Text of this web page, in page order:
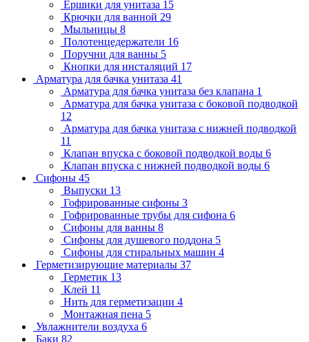
Ершики для унитаза 15
Крючки для ванной 29
Мыльницы 8
Полотенцедержатели 16
Поручни для ванны 5
Кнопки для инсталяций 17
Арматура для бачка унитаза 41
Арматура для бачка унитаза без клапана 1
Арматура для бачка унитаза с боковой подводкой
12
Арматура для бачка унитаза с нижней подводкой
11
Клапан впуска с боковой подводкой воды 6
Клапан впуска с нижней подводкой воды 6
Сифоны 45
Выпуски 13
Гофрированные сифоны 3
Гофрированные трубы для сифона 6
Сифоны для ванны 8
Сифоны для душевого поддона 5
Сифоны для стиральных машин 4
Герметизирующие материалы 37
Герметик 13
Клей 11
Нить для герметизации 4
Монтажная пена 5
Увлажнители воздуха 6
Баки 82